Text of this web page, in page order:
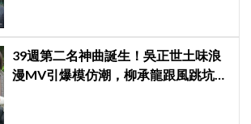
39週第二名神曲誕生！吳正世土味浪
漫MV引爆模仿潮，柳承龍跟風跳坑：